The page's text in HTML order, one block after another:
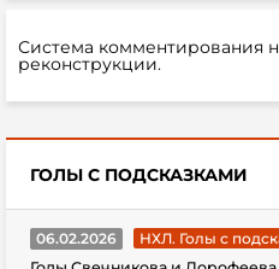
Система комментирования
реконструкции.
ГОЛЫ С ПОДСКАЗКАМИ
06.02.2026
НХЛ. Голы с